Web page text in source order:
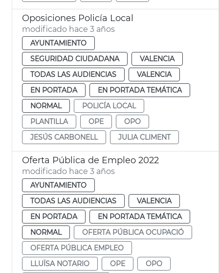
Oposiciones Policía Local
modificado hace 3 años
AYUNTAMIENTO
SEGURIDAD CIUDADANA
VALENCIA
TODAS LAS AUDIENCIAS
VALENCIA
EN PORTADA
EN PORTADA TEMÁTICA
NORMAL
POLICÍA LOCAL
PLANTILLA
OPE
OPO
JESÚS CARBONELL
JULIA CLIMENT
Oferta Pública de Empleo 2022
modificado hace 3 años
AYUNTAMIENTO
TODAS LAS AUDIENCIAS
VALENCIA
EN PORTADA
EN PORTADA TEMÁTICA
NORMAL
OFERTA PÚBLICA OCUPACIÓ
OFERTA PÚBLICA EMPLEO
LLUÏSA NOTARIO
OPE
OPO